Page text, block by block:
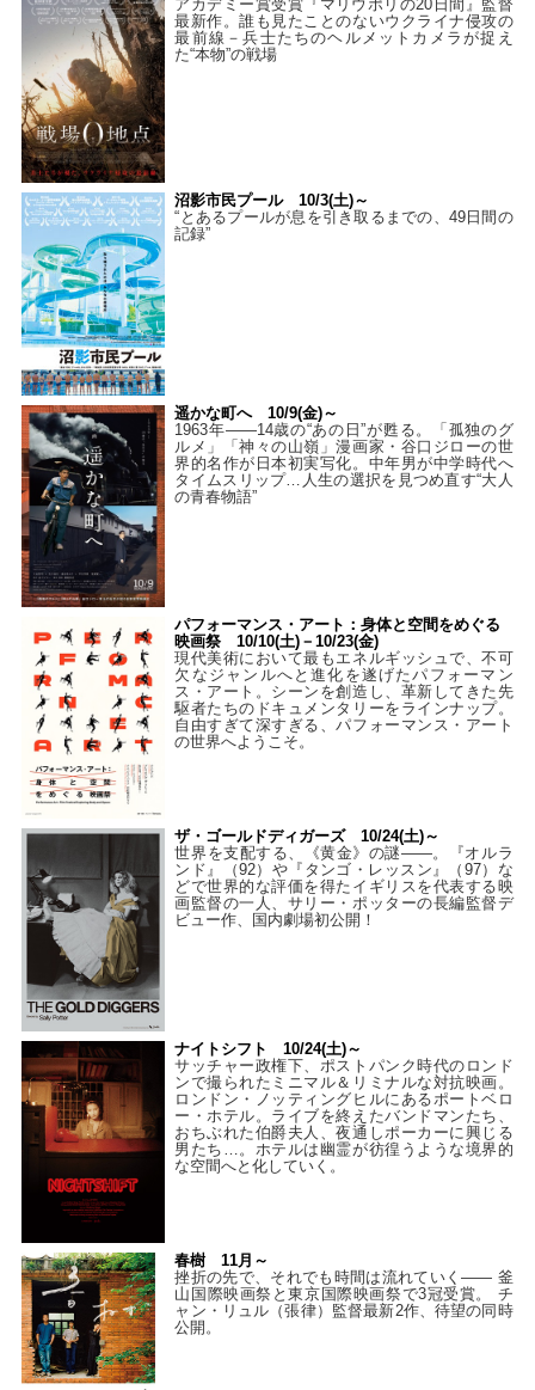
アカデミー賞受賞『マリウポリの20日間』監督
最新作。誰も見たことのないウクライナ侵攻の
最前線－兵士たちのヘルメットカメラが捉え
た“本物”の戦場
沼影市民プール 10/3(土)～
“とあるプールが息を引き取るまでの、49日間の
記録”
遥かな町へ 10/9(金)～
1963年――14歳の“あの日”が甦る。「孤独のグ
ルメ」「神々の山嶺」漫画家・谷口ジローの世
界的名作が日本初実写化。中年男が中学時代へ
タイムスリップ…人生の選択を見つめ直す“大人
の青春物語”
パフォーマンス・アート：身体と空間をめぐる
映画祭 10/10(土)－10/23(金)
現代美術において最もエネルギッシュで、不可
欠なジャンルへと進化を遂げたパフォーマン
ス・アート。シーンを創造し、革新してきた先
駆者たちのドキュメンタリーをラインナップ。
自由すぎて深すぎる、パフォーマンス・アート
の世界へようこそ。
ザ・ゴールドディガーズ 10/24(土)～
世界を支配する、《黄金》の謎――。『オルラ
ンド』（92）や『タンゴ・レッスン』（97）な
どで世界的な評価を得たイギリスを代表する映
画監督の一人、サリー・ポッターの長編監督デ
ビュー作、国内劇場初公開！
ナイトシフト 10/24(土)～
サッチャー政権下、ポストパンク時代のロンド
ンで撮られたミニマル＆リミナルな対抗映画。
ロンドン・ノッティングヒルにあるポートベロ
ー・ホテル。ライブを終えたバンドマンたち、
おちぶれた伯爵夫人、夜通しポーカーに興じる
男たち…。ホテルは幽霊が彷徨うような境界的
な空間へと化していく。
春樹 11月～
挫折の先で、それでも時間は流れていく—— 釜
山国際映画祭と東京国際映画祭で3冠受賞。 チ
ャン・リュル（張律）監督最新2作、待望の同時
公開。